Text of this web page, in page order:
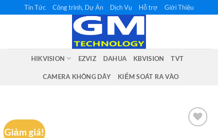
qua
Tin Tức Công trình, Dự Án Dịch Vụ Hỗ trợ Giới Thiệu
HIKVISION EZVIZ DAHUA KBVISION TVT
CAMERA KHÔNG DÂY KIỂM SOÁT RA VÀO
Giảm giá!